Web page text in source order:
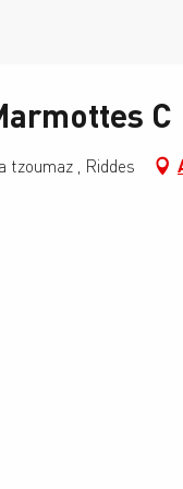
C
tzoumaz , Riddes